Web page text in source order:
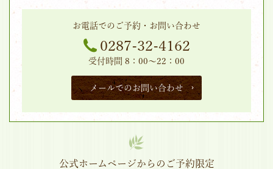
お電話でのご予約・お問い合わせ
0287-32-4162
受付時間 8：00～22：00
メールでのお問い合わせ
公式ホームページからのご予約限定